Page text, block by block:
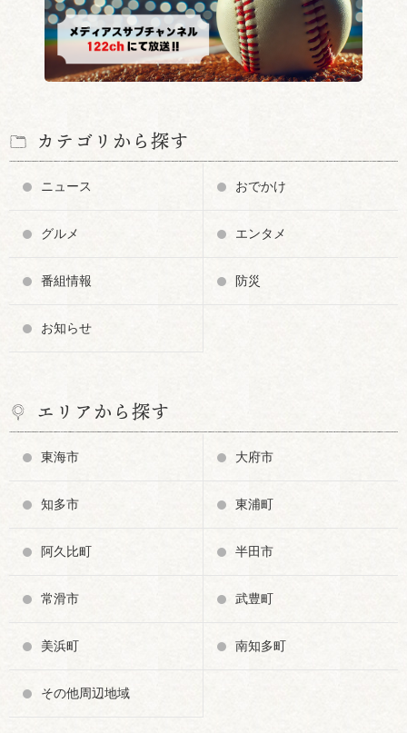
カテゴリから探す
ニュース おでかけ
グルメ エンタメ
番組情報 防災
お知らせ
エリアから探す
東海市 大府市
知多市 東浦町
阿久比町 半田市
常滑市 武豊町
美浜町 南知多町
その他周辺地域